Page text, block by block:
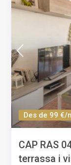
Des de 99 €/
CAP RAS
terrassa i